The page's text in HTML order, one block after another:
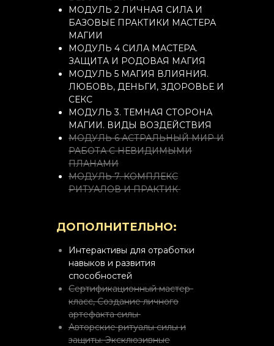
Интерактивы для отработки
навыков и развития
способностей
Сертификационный мастер-
класс, Создание личного
артефакта силы
Авторские ритуалы силы и
защиты. Эксклюзивные
МОДУЛЬ 2 ЛИЧНАЯ СИЛА И
БАЗОВЫЕ ПРАКТИКИ МАСТЕРА
МАГИИ
МОДУЛЬ 4 СИЛА МАСТЕРА.
ЗАЩИТА И РОДОВАЯ МАГИЯ
МОДУЛЬ 5 МАГИЯ ВЛИЯНИЯ.
ЛЮБОВЬ, ДЕНЬГИ, ЗДОРОВЬЕ И
СЕКС
МОДУЛЬ 3. ТЕМНАЯ СТОРОНА
МАГИИ. ВИДЫ ВОЗДЕЙСТВИЯ
МОДУЛЬ 6 АСТРАЛЬНЫЙ МИР И
РАБОТА С НЕВИДИМЫМИ
ПЛАНАМИ
МОДУЛЬ 7. КОМПЛЕКС
РИТУАЛОВ И ПРАКТИК
ДОПОЛНИТЕЛЬНО: